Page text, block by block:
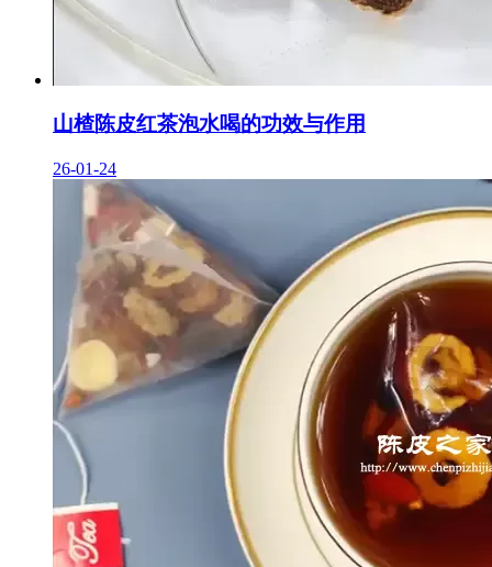
山楂陈皮红茶泡水喝的功效与作用
26-01-24